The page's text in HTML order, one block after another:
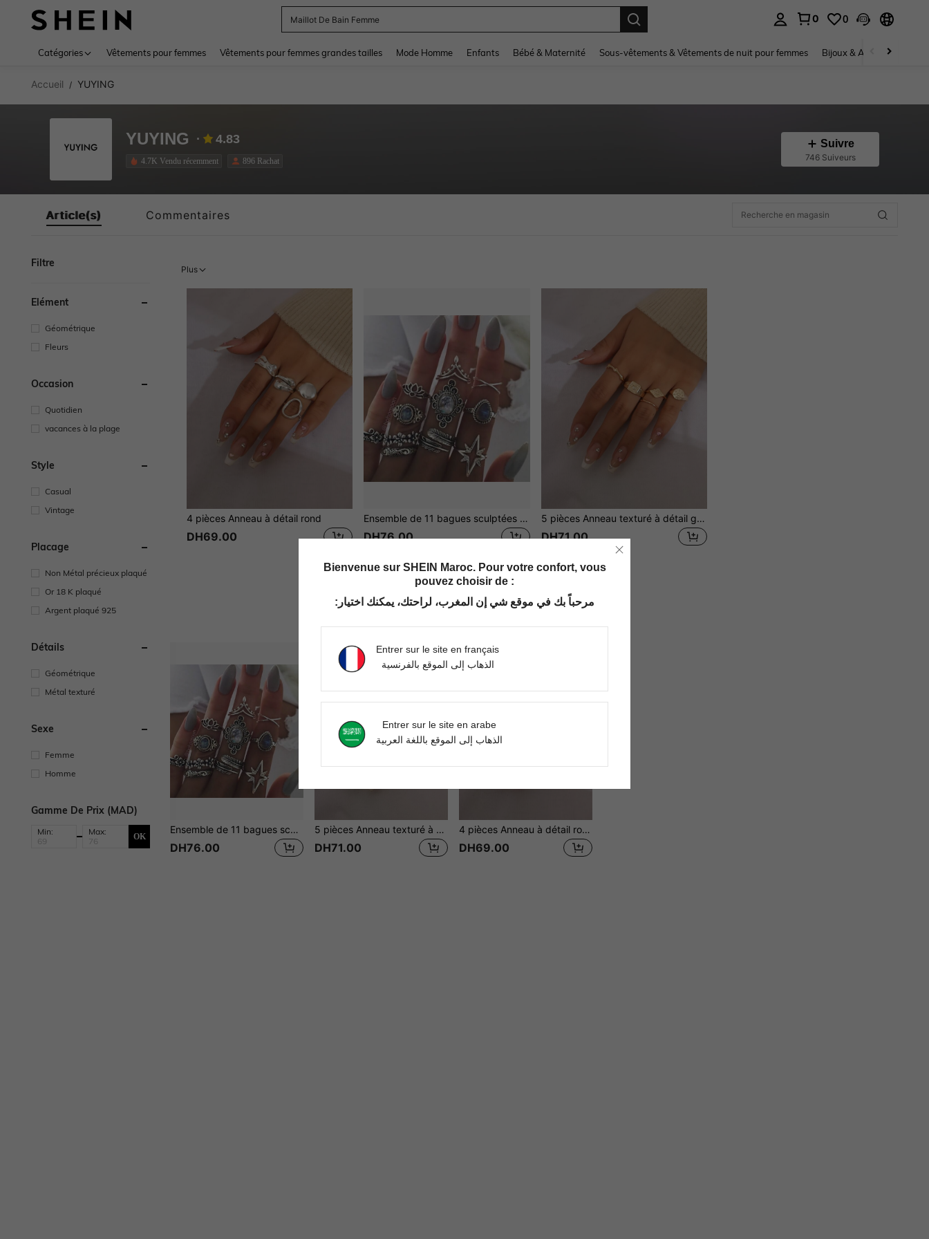
Maillot De Bain Femme
0 0
Catégories Vêtements pour femmes Vêtements pour femmes grandes tailles Mode Homme Enfants Bébé & Maternité Sous-vêtements & Vêtements de nuit pour femmes Bijoux & Accessoires pour
Accueil / YUYING
YUYING 4.83
4.7K Vendu récemment 896 Rachat
Suivre
746 Suiveurs
Article(s) Commentaires
Filtre
Élément
Géométrique
Fleurs
Occasion
Quotidien
vacances à la plage
Style
Casual
Vintage
Placage
Non Métal précieux plaqué
Or 18 K plaqué
Argent plaqué 925
Détails
Géométrique
Métal texturé
Sexe
Femme
Homme
Gamme De Prix (MAD)
Min: Max: OK
Plus
4 pièces Anneau à détail rond
DH69.00
Ensemble de 11 bagues sculptées en forme de fleur de style vintage avec décoration en strass
DH76.00
5 pièces Anneau texturé à détail géométrique
DH71.00
1 pages au total
Vous Aimerez Aussi
Ensemble de 11 bagues sculptées en forme de fleur de style vintage avec décoration en strass
DH76.00
5 pièces Anneau texturé à détail géométrique
DH71.00
4 pièces Anneau à détail rond
DH69.00
Bienvenue sur SHEIN Maroc. Pour votre confort, vous
pouvez choisir de :
مرحباً بك في موقع شي إن المغرب، لراحتك، يمكنك اختيار:
Entrer sur le site en français
الذهاب إلى الموقع بالفرنسية
Entrer sur le site en arabe
الذهاب إلى الموقع باللغة العربية